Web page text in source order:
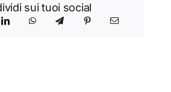
sui tuoi social